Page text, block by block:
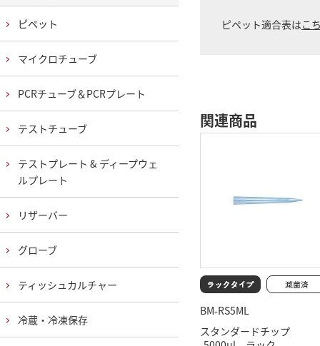
ピペット適合表はこ
関連商品
BM-RS5ML
スタンダードチップ
ピペット
マイクロチューブ
PCRチューブ＆PCRプレート
テストチューブ
テストプレート & ディープウェ
ルプレート
リザーバー
グローブ
ティッシュカルチャー
冷蔵・冷凍保存